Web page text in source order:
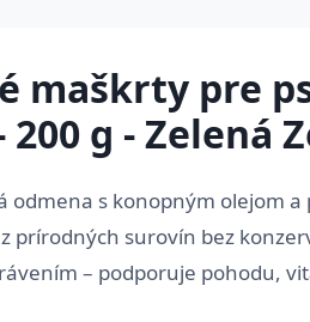
maškrty pre
g - Zelená
odmena s konopným olejom
prírodných surovín bez
– podporuje pohodu,